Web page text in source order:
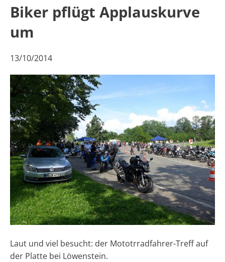
Biker pflügt Applauskurve
um
13/10/2014
Laut und viel besucht: der Mototrradfahrer-Treff auf
der Platte bei Löwenstein.